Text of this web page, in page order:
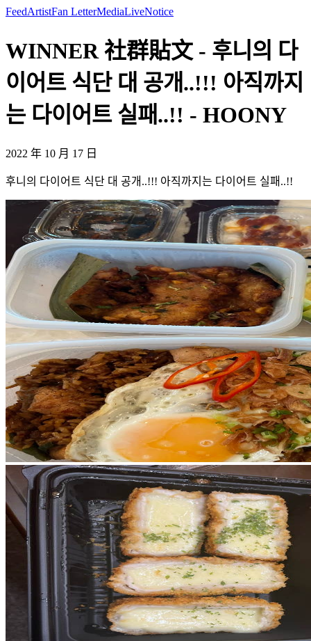
FeedArtistFan LetterMediaLiveNotice
WINNER 社群貼文 - 후니의 다
이어트 식단 대 공개..!!! 아직까지
는 다이어트 실패..!! - HOONY
2022 年 10 月 17 日
후니의 다이어트 식단 대 공개..!!! 아직까지는 다이어트 실패..!!